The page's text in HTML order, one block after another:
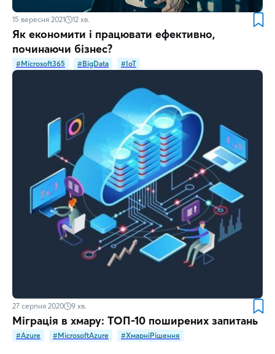
15 вересня 2021 12 хв.
Як економити і працювати ефективно,
починаючи бізнес?
#Microsoft365 #BigData #IoT
27 серпня 2020 9 хв.
Міграція в хмару: ТОП-10 поширених запитань
#Azure #MicrosoftAzure #ХмарніРішення